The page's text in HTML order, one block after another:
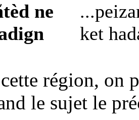
ne
ket
région, on
le sujet le